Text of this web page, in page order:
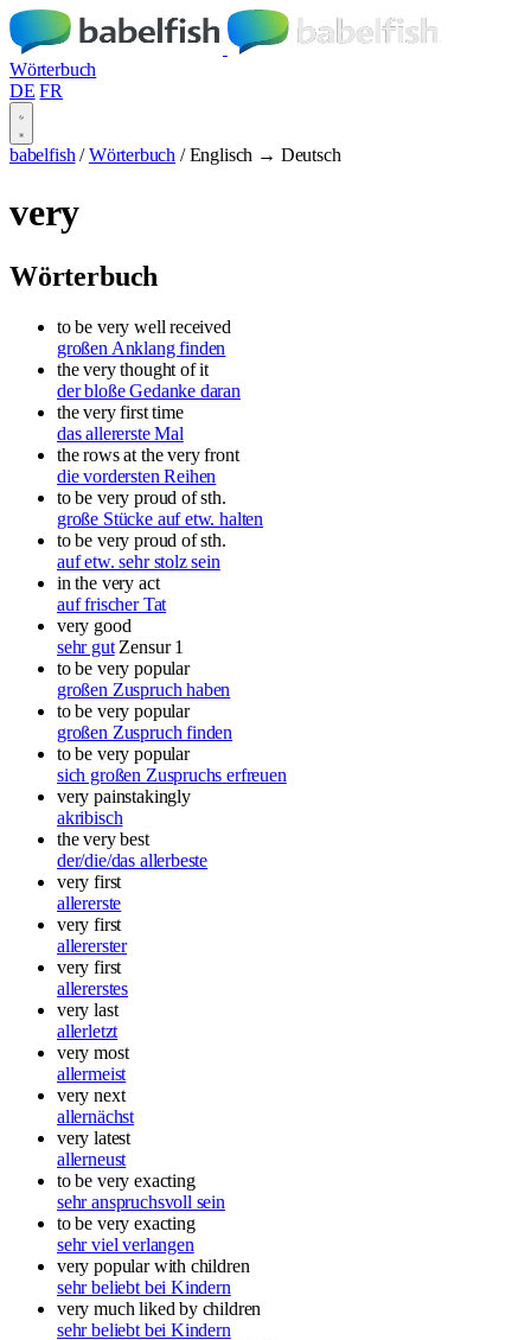
Wörterbuch
DE FR
babelfish / Wörterbuch / Englisch → Deutsch
very
Wörterbuch
to be very well received
großen Anklang finden
the very thought of it
der bloße Gedanke daran
the very first time
das allererste Mal
the rows at the very front
die vordersten Reihen
to be very proud of sth.
große Stücke auf etw. halten
to be very proud of sth.
auf etw. sehr stolz sein
in the very act
auf frischer Tat
very good
sehr gut Zensur 1
to be very popular
großen Zuspruch haben
to be very popular
großen Zuspruch finden
to be very popular
sich großen Zuspruchs erfreuen
very painstakingly
akribisch
the very best
der/die/das allerbeste
very first
allererste
very first
allererster
very first
allererstes
very last
allerletzt
very most
allermeist
very next
allernächst
very latest
allerneust
to be very exacting
sehr anspruchsvoll sein
to be very exacting
sehr viel verlangen
very popular with children
sehr beliebt bei Kindern
very much liked by children
sehr beliebt bei Kindern